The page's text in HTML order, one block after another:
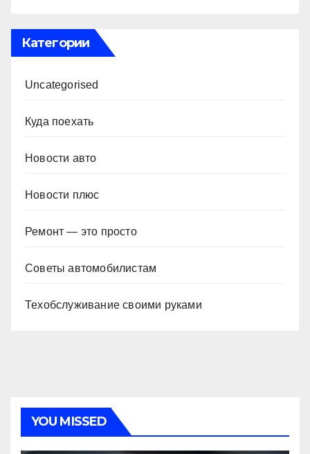
Категории
Uncategorised
Куда поехать
Новости авто
Новости плюс
Ремонт — это просто
Советы автомобилистам
Техобслуживание своими руками
YOU MISSED